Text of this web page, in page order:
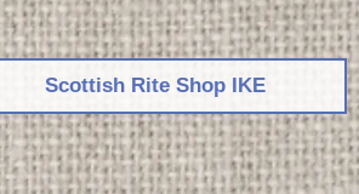
Scottish Rite Shop ΙΚΕ